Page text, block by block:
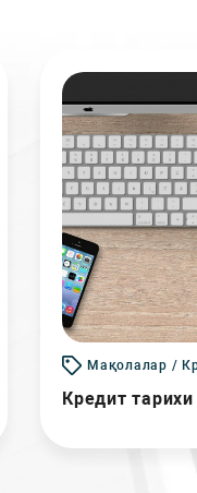
Мақолалар /
Кредит тарихи